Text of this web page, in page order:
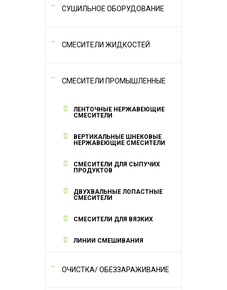
СУШИЛЬНОЕ ОБОРУДОВАНИЕ
СМЕСИТЕЛИ ЖИДКОСТЕЙ
СМЕСИТЕЛИ ПРОМЫШЛЕННЫЕ
ЛЕНТОЧНЫЕ НЕРЖАВЕЮЩИЕ
СМЕСИТЕЛИ
ВЕРТИКАЛЬНЫЕ ШНЕКОВЫЕ
НЕРЖАВЕЮЩИЕ СМЕСИТЕЛИ
СМЕСИТЕЛИ ДЛЯ СЫПУЧИХ
ПРОДУКТОВ
ДВУХВАЛЬНЫЕ ЛОПАСТНЫЕ
СМЕСИТЕЛИ
СМЕСИТЕЛИ ДЛЯ ВЯЗКИХ
ЛИНИИ СМЕШИВАНИЯ
ОЧИСТКА/ ОБЕЗЗАРАЖИВАНИЕ